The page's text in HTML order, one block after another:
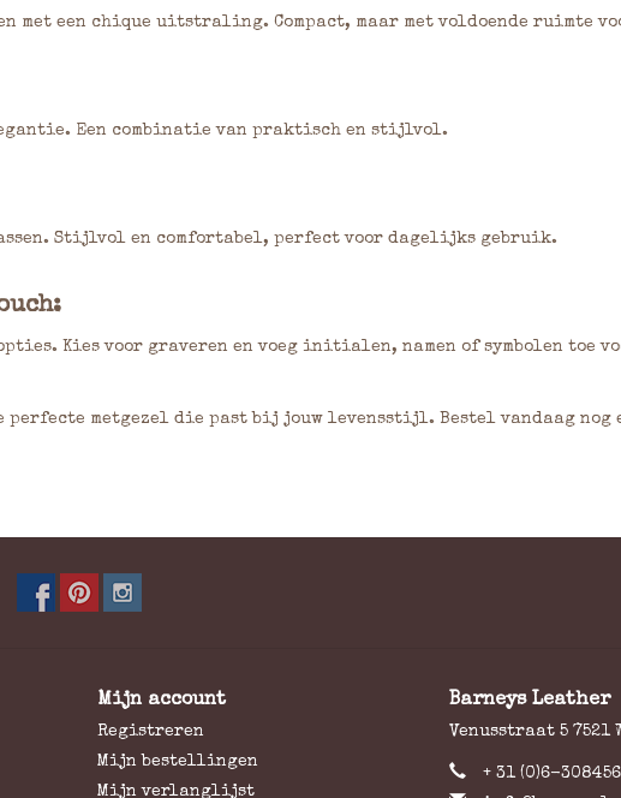
met een chique uitstraling. Compact, maar met voldoende ruimte
Een combinatie van praktisch en stijlvol.
Stijlvol en comfortabel, perfect voor dagelijks gebruik.
Kies voor graveren en voeg initialen, namen of symbolen toe
metgezel die past bij jouw levensstijl. Bestel vandaag nog
Mijn account
Registreren
Mijn bestellingen
Mijn verlanglijst
Barneys Leather
Venusstraat 5 7521
+ 31 (0)6-